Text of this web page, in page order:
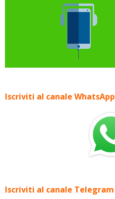
Iscriviti al canale WhatsApp
Iscriviti al canale Telegram